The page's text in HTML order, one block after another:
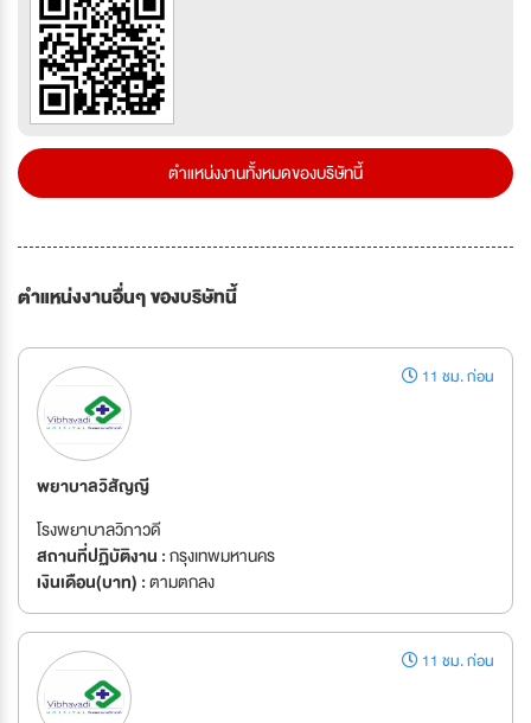
ตำแหน่งงานทั้งหมดของบริษัทนี้
ตำแหน่งงานอื่นๆ ของบริษัทนี้
11 ชม. ก่อน
พยาบาลวิสัญญี
โรงพยาบาลวิภาวดี
สถานที่ปฏิบัติงาน :กรุงเทพมหานคร
เงินเดือน(บาท) :ตามตกลง
11 ชม. ก่อน